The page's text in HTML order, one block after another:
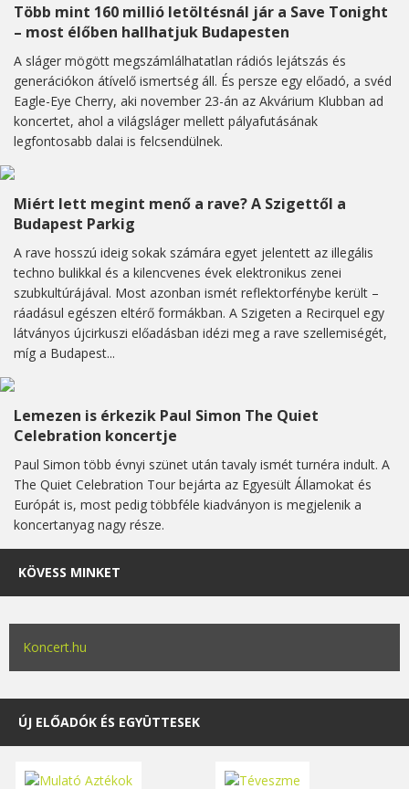
Több mint 160 millió letöltésnál jár a Save Tonight
– most élőben hallhatjuk Budapesten
A sláger mögött megszámlálhatatlan rádiós lejátszás és
generációkon átívelő ismertség áll. És persze egy előadó, a svéd
Eagle-Eye Cherry, aki november 23-án az Akvárium Klubban ad
koncertet, ahol a világsláger mellett pályafutásának
legfontosabb dalai is felcsendülnek.
Miért lett megint menő a rave? A Szigettől a
Budapest Parkig
A rave hosszú ideig sokak számára egyet jelentett az illegális
techno bulikkal és a kilencvenes évek elektronikus zenei
szubkultúrájával. Most azonban ismét reflektorfénybe került –
ráadásul egészen eltérő formákban. A Szigeten a Recirquel egy
látványos újcirkuszi előadásban idézi meg a rave szellemiségét,
míg a Budapest...
Lemezen is érkezik Paul Simon The Quiet
Celebration koncertje
Paul Simon több évnyi szünet után tavaly ismét turnéra indult. A
The Quiet Celebration Tour bejárta az Egyesült Államokat és
Európát is, most pedig többféle kiadványon is megjelenik a
koncertanyag nagy része.
KÖVESS MINKET
Koncert.hu
ÚJ ELŐADÓK ÉS EGYÜTTESEK